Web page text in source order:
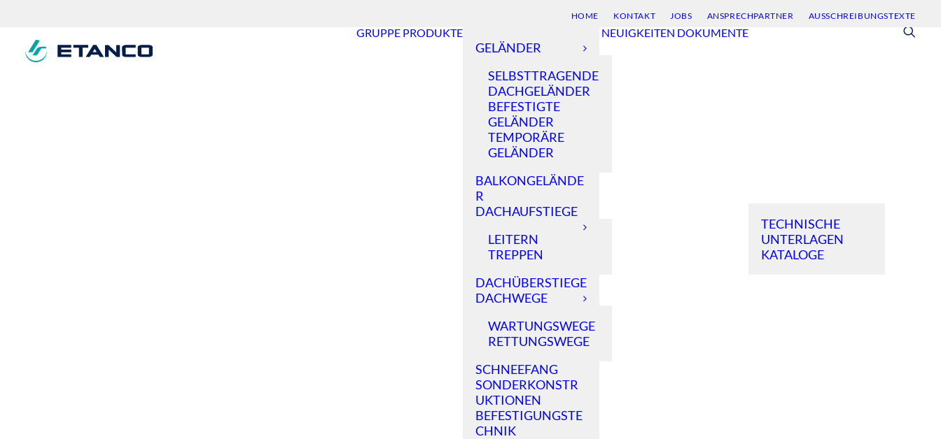
HOME KONTAKT JOBS ANSPRECHPARTNER AUSSCHREIBUNGSTEXTE
GRUPPE PRODUKTE
GELÄNDER
SELBSTTRAGENDE
DACHGELÄNDER
BEFESTIGTE
GELÄNDER
TEMPORÄRE
GELÄNDER
BALKONGELÄNDE
R
DACHAUFSTIEGE
LEITERN
TREPPEN
DACHÜBERSTIEGE
DACHWEGE
WARTUNGSWEGE
RETTUNGSWEGE
SCHNEEFANG
SONDERKONSTR
UKTIONEN
BEFESTIGUNGSTE
CHNIK
NEUIGKEITEN DOKUMENTE
TECHNISCHE
UNTERLAGEN
KATALOGE